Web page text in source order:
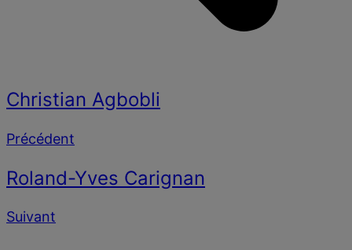
Christian Agbobli
Précédent
Roland-Yves Carignan
Suivant